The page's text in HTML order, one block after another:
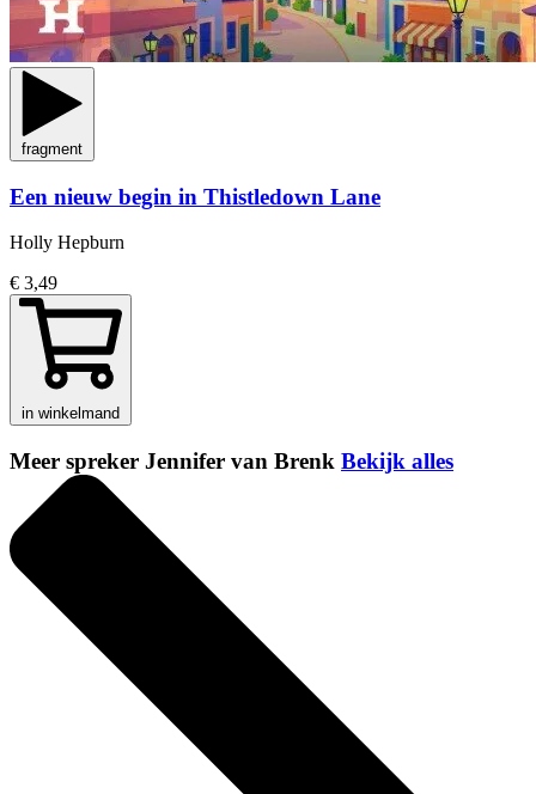
fragment
Een nieuw begin in Thistledown Lane
Holly Hepburn
€ 3,49
in winkelmand
Meer spreker Jennifer van Brenk Bekijk alles